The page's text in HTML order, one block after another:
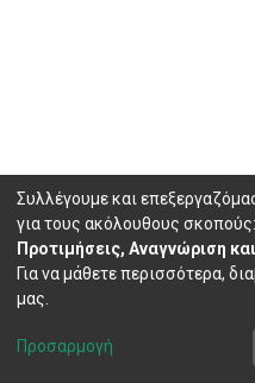
Cookie
Συλλέγουμε και
για τους ακόλουθους
Προτιμήσεις, Αναγνώριση
Για να μάθετε περισσότερα,
μας.
Προσαρμογή